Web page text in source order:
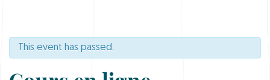
This event has passed.